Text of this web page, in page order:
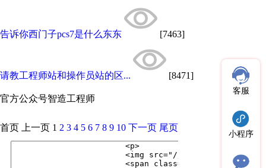
告诉你西门子pcs7是什么东东 [7463]
请教工程师站和操作员站的区... [8471]
官方公众号智造工程师
客服
小程序
首页 上一页 1 2 3 4 5 6 7 8 9 10 下一页 尾页